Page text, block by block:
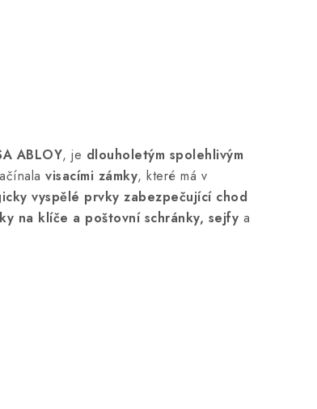
ABLOY, je dlouholetým spolehlivým
visacími zámky, které má v
vyspělé prvky zabezpečující chod
na klíče a poštovní schránky, sejfy a